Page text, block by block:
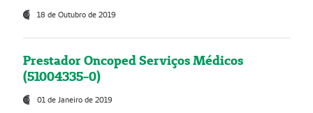
18 de Outubro de 2019
Prestador Oncoped Serviços Médicos
(51004335-0)
01 de Janeiro de 2019